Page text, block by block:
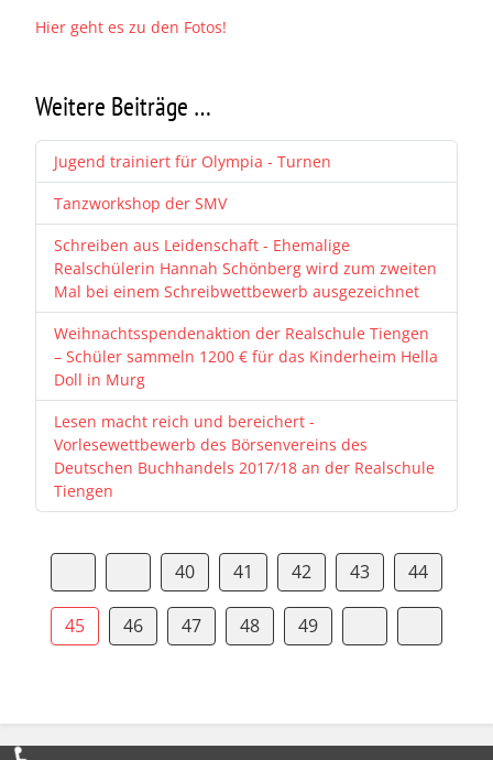
Hier geht es zu den Fotos!
Weitere Beiträge …
Jugend trainiert für Olympia - Turnen
Tanzworkshop der SMV
Schreiben aus Leidenschaft - Ehemalige
Realschülerin Hannah Schönberg wird zum zweiten
Mal bei einem Schreibwettbewerb ausgezeichnet
Weihnachtsspendenaktion der Realschule Tiengen
– Schüler sammeln 1200 € für das Kinderheim Hella
Doll in Murg
Lesen macht reich und bereichert -
Vorlesewettbewerb des Börsenvereins des
Deutschen Buchhandels 2017/18 an der Realschule
Tiengen
40 41 42 43 44
45 46 47 48 49